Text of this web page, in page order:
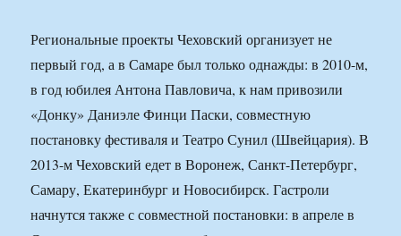
Региональные проекты Чеховский организует не
первый год, а в Самаре был только однажды: в 2010-м,
в год юбилея Антона Павловича, к нам привозили
«Донку» Даниэле Финци Паски, совместную
постановку фестиваля и Театро Сунил (Швейцария). В
2013-м Чеховский едет в Воронеж, Санкт-Петербург,
Самару, Екатеринбург и Новосибирск. Гастроли
начнутся также с совместной постановки: в апреле в